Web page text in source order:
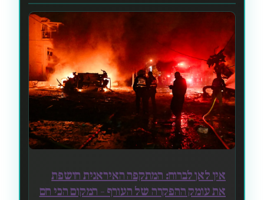
אין לאן לברוח: המתקפה האיראנית חושפת
את עומק ההפקרה של העורף – המקום הכי חם